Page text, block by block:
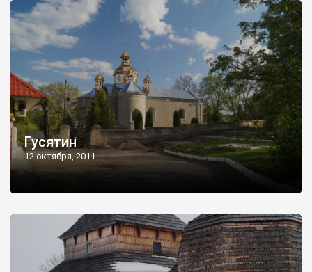
Гусятин
12 октября, 2011